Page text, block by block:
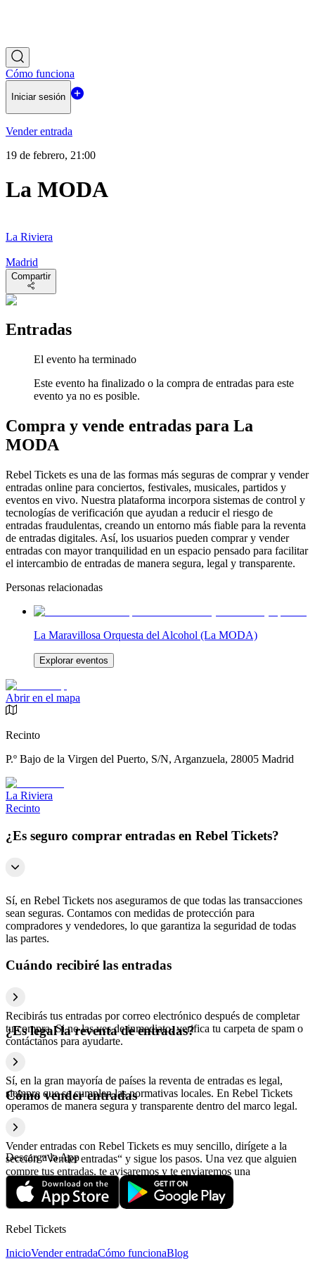
Cómo funciona
Iniciar sesión
Vender entrada
19 de febrero, 21:00
La MODA
La Riviera
Madrid
Compartir
Entradas
El evento ha terminado
Este evento ha finalizado o la compra de entradas para este
evento ya no es posible.
Compra y vende entradas para La
MODA
Rebel Tickets es una de las formas más seguras de comprar y vender
entradas online para conciertos, festivales, musicales, partidos y
eventos en vivo. Nuestra plataforma incorpora sistemas de control y
tecnologías de verificación que ayudan a reducir el riesgo de
entradas fraudulentas, creando un entorno más fiable para la reventa
de entradas digitales. Así, los usuarios pueden comprar y vender
entradas con mayor tranquilidad en un espacio pensado para facilitar
el intercambio de entradas de manera segura, legal y transparente.
Personas relacionadas
La Maravillosa Orquesta del Alcohol (La MODA)
Explorar eventos
Abrir en el mapa
Recinto
P.º Bajo de la Virgen del Puerto, S/N, Arganzuela, 28005 Madrid
La Riviera
Recinto
¿Es seguro comprar entradas en Rebel Tickets?
Sí, en Rebel Tickets nos aseguramos de que todas las transacciones
sean seguras. Contamos con medidas de protección para
compradores y vendedores, lo que garantiza la seguridad de todas
las partes.
Cuándo recibiré las entradas
Recibirás tus entradas por correo electrónico después de completar
tu compra. Si no las ves de inmediato, verifica tu carpeta de spam o
contáctanos para ayudarte.
¿Es legal la reventa de entradas?
Sí, en la gran mayoría de países la reventa de entradas es legal,
siempre que se cumplan las normativas locales. En Rebel Tickets
operamos de manera segura y transparente dentro del marco legal.
Cómo vender entradas
Vender entradas con Rebel Tickets es muy sencillo, dirígete a la
sección “Vender entradas“ y sigue los pasos. Una vez que alguien
compre tus entradas, te avisaremos y te enviaremos una
confirmación con la información relativa al pago.
Descarga la App
Rebel Tickets
InicioVender entradaCómo funcionaBlog